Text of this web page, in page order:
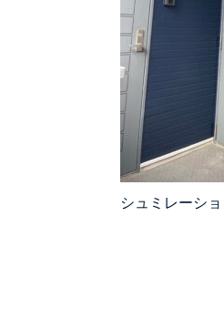
シュミレーシ